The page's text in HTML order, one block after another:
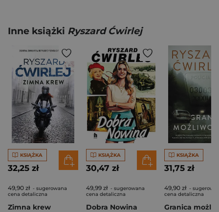
Inne książki Ryszard Ćwirlej
KSIĄŻKA
32,25 zł
49,90 zł - sugerowana
cena detaliczna
Zimna krew
KSIĄŻKA
30,47 zł
49,99 zł - sugerowana
cena detaliczna
Dobra Nowina
KSIĄŻKA
31,75 zł
49,90 zł -
cena detaliczna
Granica